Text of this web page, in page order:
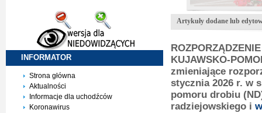
INFORMATOR
Strona główna
Aktualności
Informacje dla uchodźców
Koronawirus
Artykuły dodane lub
KUJAWSKO-
zmieniające
stycznia 2026 r. w
pomoru drobiu
radziejowskiego i